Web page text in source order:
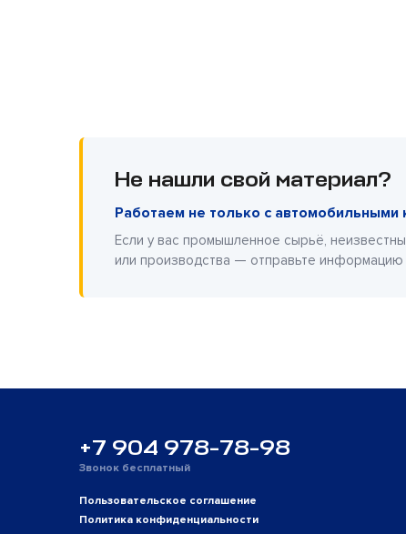
Не нашли свой материал?
Работаем не только с автомобильными
Если у вас промышленное сырьё,
или производства — отправьте информацию
+7 904 978-78-98
Звонок бесплатный
Пользовательское соглашение
Политика конфиденциальности